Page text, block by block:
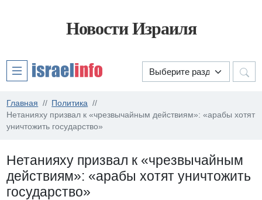
Новости Израиля
Главная
Политика
Нетанияху призвал к «чрезвычайным действиям»: «арабы хотят
уничтожить государство»
Нетанияху призвал к «чрезвычайным
действиям»: «арабы хотят уничтожить
государство»